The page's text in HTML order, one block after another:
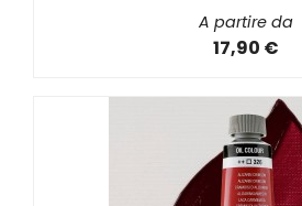
A partire da
17,90 €